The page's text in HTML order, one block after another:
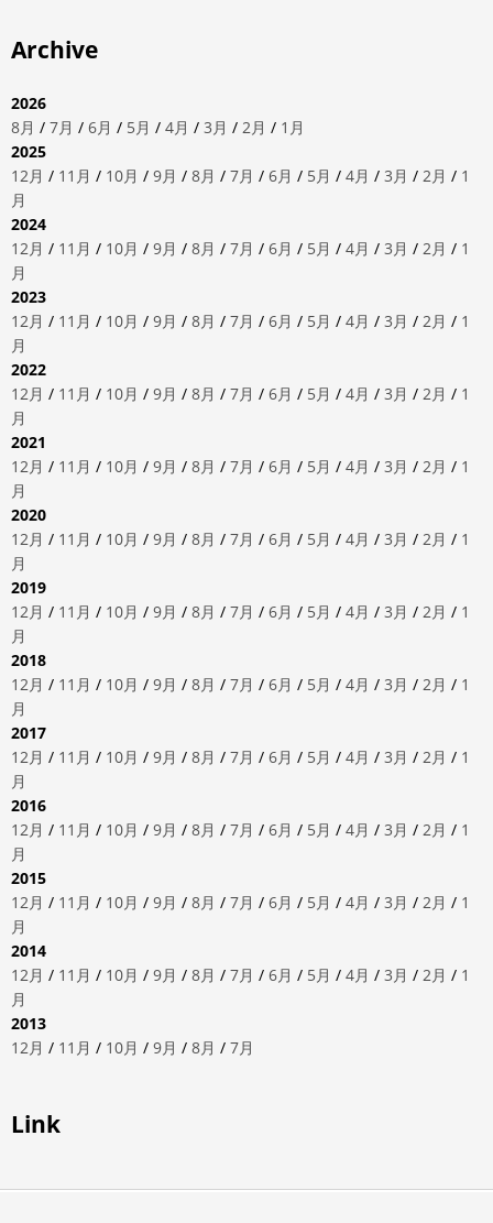
Archive
2026
8月 / 7月 / 6月 / 5月 / 4月 / 3月 / 2月 / 1月
2025
12月 / 11月 / 10月 / 9月 / 8月 / 7月 / 6月 / 5月 / 4月 / 3月 / 2月 / 1
月
2024
12月 / 11月 / 10月 / 9月 / 8月 / 7月 / 6月 / 5月 / 4月 / 3月 / 2月 / 1
月
2023
12月 / 11月 / 10月 / 9月 / 8月 / 7月 / 6月 / 5月 / 4月 / 3月 / 2月 / 1
月
2022
12月 / 11月 / 10月 / 9月 / 8月 / 7月 / 6月 / 5月 / 4月 / 3月 / 2月 / 1
月
2021
12月 / 11月 / 10月 / 9月 / 8月 / 7月 / 6月 / 5月 / 4月 / 3月 / 2月 / 1
月
2020
12月 / 11月 / 10月 / 9月 / 8月 / 7月 / 6月 / 5月 / 4月 / 3月 / 2月 / 1
月
2019
12月 / 11月 / 10月 / 9月 / 8月 / 7月 / 6月 / 5月 / 4月 / 3月 / 2月 / 1
月
2018
12月 / 11月 / 10月 / 9月 / 8月 / 7月 / 6月 / 5月 / 4月 / 3月 / 2月 / 1
月
2017
12月 / 11月 / 10月 / 9月 / 8月 / 7月 / 6月 / 5月 / 4月 / 3月 / 2月 / 1
月
2016
12月 / 11月 / 10月 / 9月 / 8月 / 7月 / 6月 / 5月 / 4月 / 3月 / 2月 / 1
月
2015
12月 / 11月 / 10月 / 9月 / 8月 / 7月 / 6月 / 5月 / 4月 / 3月 / 2月 / 1
月
2014
12月 / 11月 / 10月 / 9月 / 8月 / 7月 / 6月 / 5月 / 4月 / 3月 / 2月 / 1
月
2013
12月 / 11月 / 10月 / 9月 / 8月 / 7月
Link